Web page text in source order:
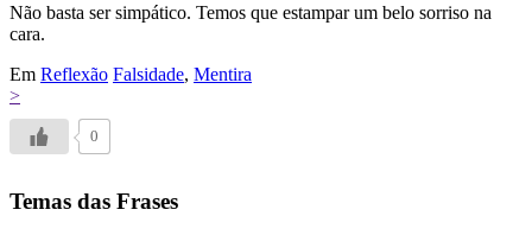
Não basta ser simpático. Temos que estampar um belo sorriso na
cara.
Em Reflexão Falsidade, Mentira
>
0
Temas das Frases